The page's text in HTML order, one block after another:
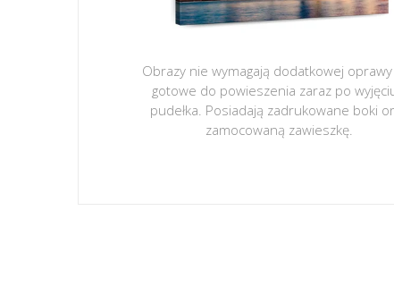
Obrazy nie wymagają dodatkowej
gotowe do powieszenia zaraz po
pudełka. Posiadają zadrukowane boki
zamocowaną zawieszkę.